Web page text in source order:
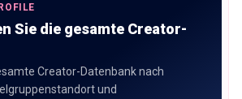
Sie die gesamte Creator-
Creator-Datenbank nach
und